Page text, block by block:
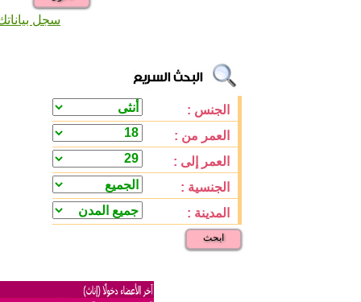
سجل
الجنس :
العمر من :
العمر إلى :
الجنسية :
المدينة :
ابحث